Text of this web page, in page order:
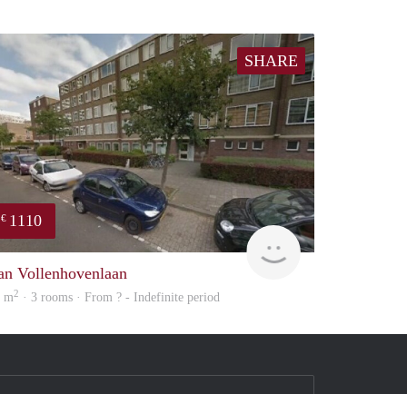
SHARE
€ 1110
finder
Vollenhovenlaan
m2 · 3 rooms · From ? - Indefinite period